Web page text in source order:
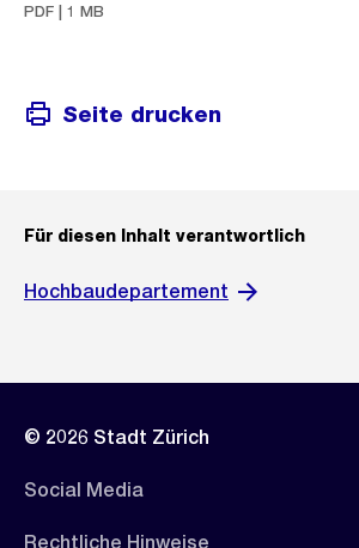
PDF | 1 MB
Seite drucken
Für diesen Inhalt verantwortlich
Hochbaudepartement
© 2026 Stadt Zürich
Social Media
Rechtliche Hinweise